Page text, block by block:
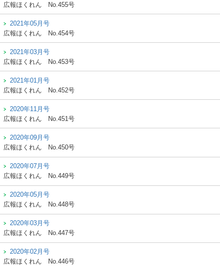
広報ほくれん
No.455号
2021年05月号
広報ほくれん
No.454号
2021年03月号
広報ほくれん
No.453号
2021年01月号
広報ほくれん
No.452号
2020年11月号
広報ほくれん
No.451号
2020年09月号
広報ほくれん
No.450号
2020年07月号
広報ほくれん
No.449号
2020年05月号
広報ほくれん
No.448号
2020年03月号
広報ほくれん
No.447号
2020年02月号
広報ほくれん
No.446号